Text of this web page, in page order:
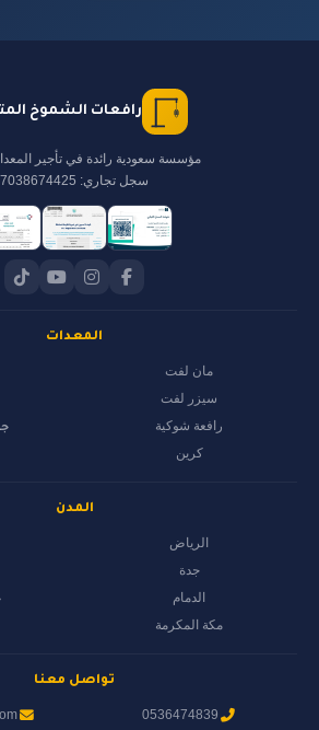
رافعات الشموخ
مؤسسة سعودية رائدة في تأجير
سجل تجاري: 7038674425
المعدات
مان لفت
سيزر لفت
رافعة شوكية
كرين
المدن
الرياض
جدة
الدمام
مكة المكرمة
تواصل معنا
0536474839